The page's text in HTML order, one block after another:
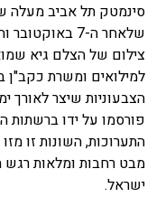
סינמטק תל אביב מעלה
שלאחר ה-7
צילום של הצלם גיא
למילואים ומשרת כקב"ן
הצבעוניות שיצר לאורך
פורסמו על ידו ברשתות
התערוכות, השונות זו
מבט רחבות ומלאות
ישראל.